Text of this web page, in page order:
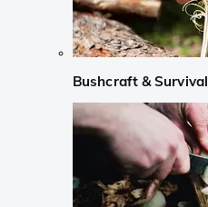
Bushcraft & Survival